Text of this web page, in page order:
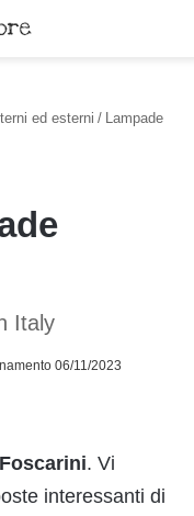
ed esterni / Lampade
Italy
06/11/2023
. Vi
interessanti di